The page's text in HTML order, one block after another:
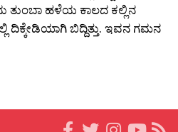
ತುಂಬಾ ಹಳೆಯ ಕಾಲದ ಕಲ್ಲಿನ
ದಿಕ್ಕೇಡಿಯಾಗಿ ಬಿದ್ದಿತ್ತು. ಇವನ ಗಮನ